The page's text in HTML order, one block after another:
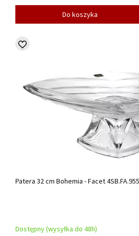
Do koszyka
Patera 32 cm Bohemia - Facet
Dostępny (wysyłka do 48h)